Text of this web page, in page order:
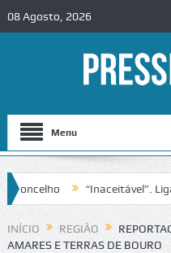
08 Agosto, 2026
Menu
“Inaceitável”. Liga para a
INÍCIO REGIÃO
AMARES E TERRAS DE BOURO